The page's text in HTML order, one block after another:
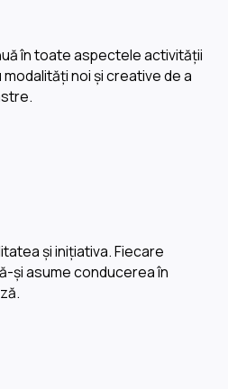
în toate aspectele activității
noi și creative de a
și inițiativa. Fiecare
și asume conducerea în